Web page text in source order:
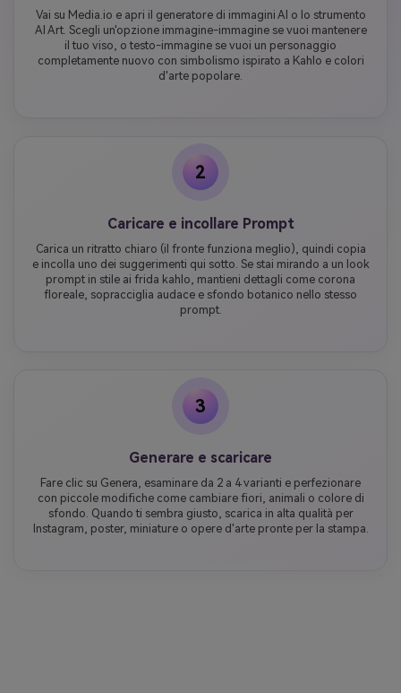
Vai su Media.io e apri il generatore di immagini AI o lo strumento
AI Art. Scegli un'opzione immagine-immagine se vuoi mantenere
il tuo viso, o testo-immagine se vuoi un personaggio
completamente nuovo con simbolismo ispirato a Kahlo e colori
d'arte popolare.
2
Caricare e incollare Prompt
Carica un ritratto chiaro (il fronte funziona meglio), quindi copia
e incolla uno dei suggerimenti qui sotto. Se stai mirando a un look
prompt in stile ai frida kahlo, mantieni dettagli come corona
floreale, sopracciglia audace e sfondo botanico nello stesso
prompt.
3
Generare e scaricare
Fare clic su Genera, esaminare da 2 a 4 varianti e perfezionare
con piccole modifiche come cambiare fiori, animali o colore di
sfondo. Quando ti sembra giusto, scarica in alta qualità per
Instagram, poster, miniature o opere d'arte pronte per la stampa.